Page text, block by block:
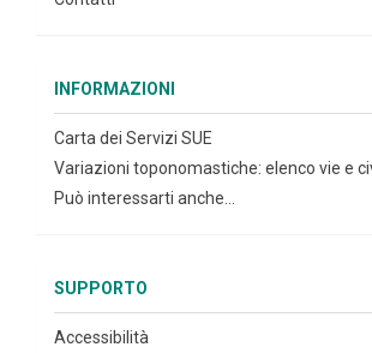
INFORMAZIONI
Carta dei Servizi SUE
Variazioni toponomastiche: elenco vie e
Può interessarti anche...
SUPPORTO
Accessibilità